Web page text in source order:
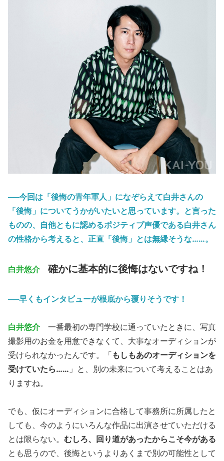
──今回は「後悔の青年軍人」になぞらえて白井さんの
「後悔」についてうかがいたいと思っています。と言った
ものの、自他ともに認めるポジティブ声優である白井さん
の性格から考えると、正直「後悔」とは無縁そうな……。
白井悠介 確かに基本的に後悔はないですね！
──早くもインタビューが根底から覆りそうです！
白井悠介一番最初の専門学校に通っていたときに、写真
撮影用のお金を用意できなくて、大事なオーディションが
受けられなかったんです。「 もしもあのオーディションを
受けていたら…… 」と、別の未来について考えることはあ
りますね。
でも、仮にオーディションに合格して事務所に所属したと
しても、今のようにいろんな作品に出演させていただける
とは限らない。 むしろ、回り道があったからこそ今がある
とも思うので、後悔というよりあくまで別の可能性として